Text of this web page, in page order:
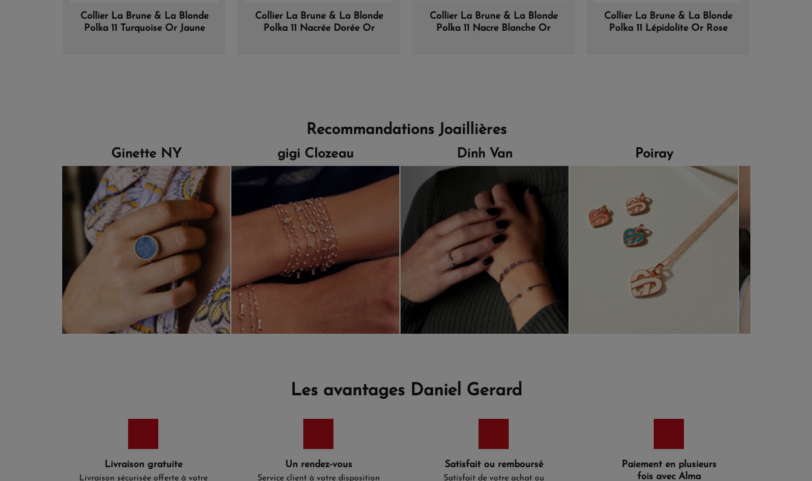
Collier La Brune & La Blonde
Polka 11 Turquoise Or Jaune
Collier La Brune & La Blonde
Polka 11 Nacrée Dorée Or
Collier La Brune & La Blonde
Polka 11 Nacre Blanche Or
Collier La Brune & La Blonde
Polka 11 Lépidolite Or Rose
Recommandations Joaillières
Ginette NY gigi Clozeau Dinh Van Poiray
Les avantages Daniel Gerard
Livraison gratuite
Livraison sécurisée offerte à votre
Un rendez-vous
Service client à votre disposition
Satisfait ou remboursé
Satisfait de votre achat ou
Paiement en plusieurs
fois avec Alma